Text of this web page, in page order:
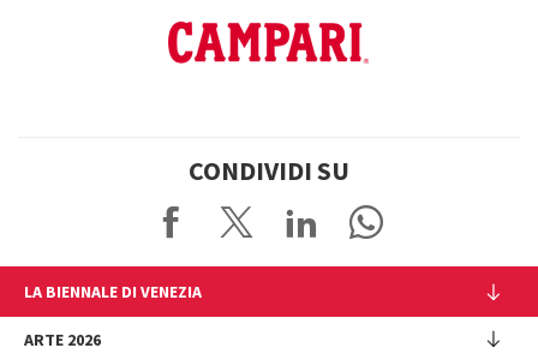
CONDIVIDI SU
LA BIENNALE DI VENEZIA
L'Istituzione
ARTE 2026